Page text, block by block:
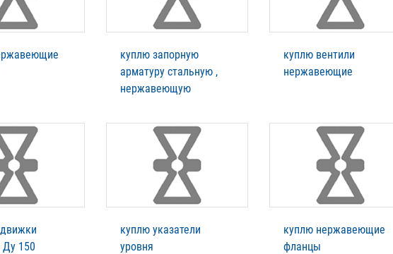
куплю запорную
арматуру стальную ,
нержавеющую
куплю вентили
нержавеющие
Ду 150
куплю указатели
уровня
куплю нержавеющие
фланцы